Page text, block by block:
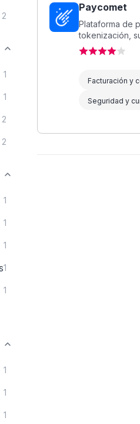
2
1
1
2
2
1
1
1
1
1
1
1
1
Paycomet
Plataforma de
tokenización,
Facturación y
Seguridad y